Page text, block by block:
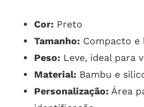
Cor: Preto
Tamanho: Compacto e
Peso: Leve, ideal para
Material: Bambu e
Personalização: Área